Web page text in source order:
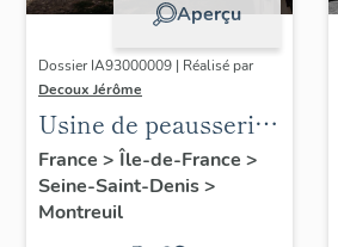
Aperçu
Dossier IA93000009 | Réalisé par
Decoux Jérôme
Usine de peausserie
Léonard Fournier,
puis Gorin, puis
entrepôt commercial
France > Île-de-France >
Seine-Saint-Denis>
Montreuil